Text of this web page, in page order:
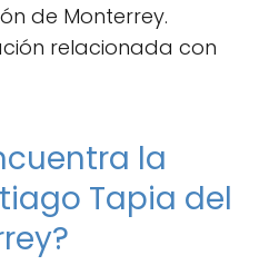
de Monterrey.
relacionada con
la
Tapia del